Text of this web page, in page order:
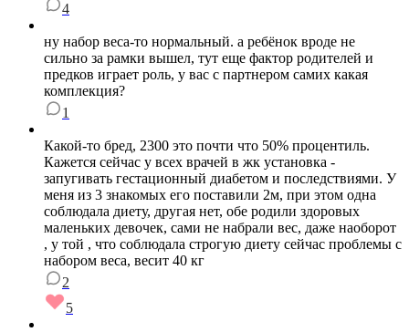
4
ну набор веса-то нормальный. а ребёнок вроде не
сильно за рамки вышел, тут еще фактор родителей и
предков играет роль, у вас с партнером самих какая
комплекция?
1
Какой-то бред, 2300 это почти что 50% процентиль.
Кажется сейчас у всех врачей в жк установка -
запугивать гестационный диабетом и последствиями. У
меня из 3 знакомых его поставили 2м, при этом одна
соблюдала диету, другая нет, обе родили здоровых
маленьких девочек, сами не набрали вес, даже наоборот
, у той , что соблюдала строгую диету сейчас проблемы с
набором веса, весит 40 кг
2
5